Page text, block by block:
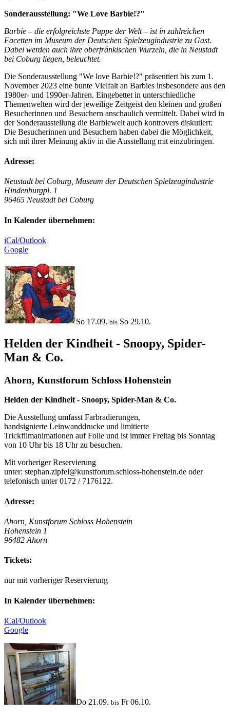
Sonderausstellung: "We Love Barbie!?"
Barbie – die erfolgreichste Puppe der Welt – ist in zahlreichen
Facetten im Museum der Deutschen Spielzeugindustrie zu Gast.
Dabei werden auch ihre oberfränkischen Wurzeln, die in Neustadt
bei Coburg liegen, beleuchtet.
Die Sonderausstellung "We love Barbie!?" präsentiert bis zum 1.
November 2023 eine bunte Vielfalt an Barbies insbesondere aus den
1980er- und 1990er-Jahren. Eingebettet in unterschiedliche
Themenwelten wird der jeweilige Zeitgeist den kleinen und großen
Besucherinnen und Besuchern anschaulich vermittelt. Dabei wird in
der Sonderausstellung die Barbiewelt auch kontrovers diskutiert:
Die Besucherinnen und Besuchern haben dabei die Möglichkeit,
sich mit ihrer Meinung aktiv in die Ausstellung mit einzubringen.
Adresse:
Neustadt bei Coburg, Museum der Deutschen Spielzeugindustrie
Hindenburgpl. 1
96465 Neustadt bei Coburg
In Kalender übernehmen:
iCal/Outlook
Google
So 17.09. bis So 29.10.
Helden der Kindheit - Snoopy, Spider-
Man & Co.
Ahorn, Kunstforum Schloss Hohenstein
Helden der Kindheit - Snoopy, Spider-Man & Co.
Die Ausstellung umfasst Farbradierungen,
handsignierte Leinwanddrucke und limitierte
Trickfilmanimationen auf Folie und ist immer Freitag bis Sonntag
von 10 Uhr bis 18 Uhr zu besuchen.
Mit vorheriger Reservierung
unter: stephan.zipfel@kunstforum.schloss-hohenstein.de oder
telefonisch unter 0172 / 7176122.
Adresse:
Ahorn, Kunstforum Schloss Hohenstein
Hohenstein 1
96482 Ahorn
Tickets:
nur mit vorheriger Reservierung
In Kalender übernehmen:
iCal/Outlook
Google
Do 21.09. bis Fr 06.10.